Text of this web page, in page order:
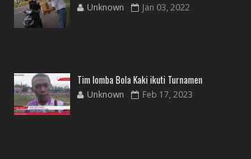
Unknown Jan 03, 2022
Tim lomba Bola Kaki ikuti Turnamen
Unknown Feb 17, 2023